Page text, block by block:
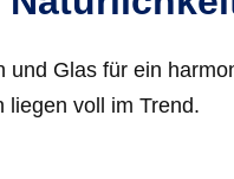
und Glas für ein
liegen voll im Trend.